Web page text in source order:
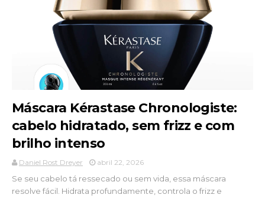
Máscara Kérastase Chronologiste:
cabelo hidratado, sem frizz e com
brilho intenso
Daniel Rost Dreyer abril 22, 2026
Se seu cabelo tá ressecado ou sem vida, essa máscara
resolve fácil. Hidrata profundamente, controla o frizz e